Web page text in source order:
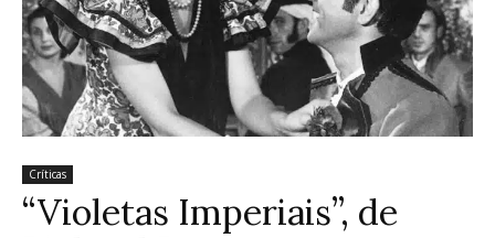
Críticas
“Violetas Imperiais”, de